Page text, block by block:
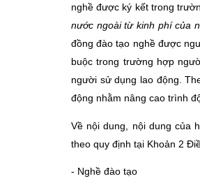
nghề được ký kết trong
nước ngoài từ kinh phí của
đồng đào tạo nghề được
buộc trong trường hợp
người sử dụng lao động.
động nhằm nâng cao trình
Về nội dung, nội dung của
theo quy định tại Khoản 2
- Nghề đào tạo